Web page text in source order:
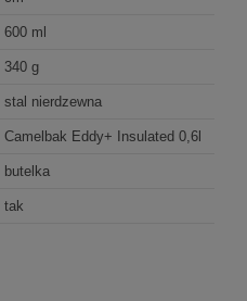
600 ml
340 g
stal nierdzewna
Camelbak Eddy+ Insulated 0,6l
butelka
tak